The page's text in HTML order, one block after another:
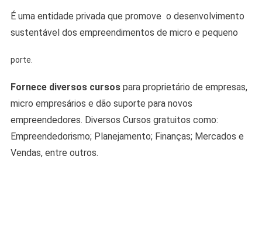
É uma entidade privada que promove o desenvolvimento
sustentável dos empreendimentos de micro e pequeno
porte.
Fornece diversos cursospara proprietário de empresas,
micro empresários e dão suporte para novos
empreendedores. Diversos Cursos gratuitos como:
Empreendedorismo; Planejamento; Finanças; Mercados e
Vendas, entre outros.